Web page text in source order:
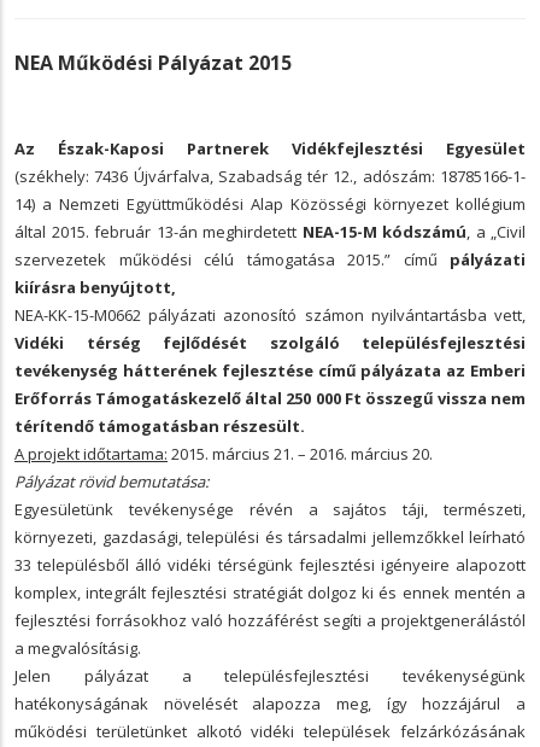
NEA Működési Pályázat 2015
Az Észak-Kaposi Partnerek Vidékfejlesztési Egyesület
(székhely: 7436 Újvárfalva, Szabadság tér 12., adószám: 18785166-1-
14) a Nemzeti Együttműködési Alap Közösségi környezet kollégium
által 2015. február 13-án meghirdetett NEA-15-M kódszámú, a „Civil
szervezetek működési célú támogatása 2015.” című pályázati
kiírásra benyújtott,
NEA-KK-15-M0662 pályázati azonosító számon nyilvántartásba vett,
Vidéki térség fejlődését szolgáló településfejlesztési
tevékenység hátterének fejlesztése című pályázata az Emberi
Erőforrás Támogatáskezelő által 250 000 Ft összegű vissza nem
térítendő támogatásban részesült.
A projekt időtartama: 2015. március 21. – 2016. március 20.
Pályázat rövid bemutatása:
Egyesületünk tevékenysége révén a sajátos táji, természeti,
környezeti, gazdasági, települési és társadalmi jellemzőkkel leírható
33 településből álló vidéki térségünk fejlesztési igényeire alapozott
komplex, integrált fejlesztési stratégiát dolgoz ki és ennek mentén a
fejlesztési forrásokhoz való hozzáférést segíti a projektgenerálástól
a megvalósításig.
Jelen pályázat a településfejlesztési tevékenységünk
hatékonyságának növelését alapozza meg, így hozzájárul a
működési területünket alkotó vidéki települések felzárkózásának